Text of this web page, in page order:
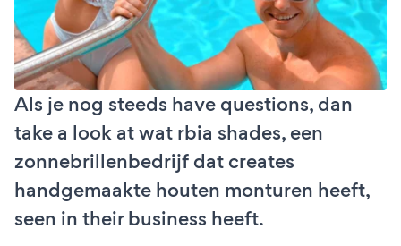
Als je nog steeds have questions, dan
take a look at wat rbia shades, een
zonnebrillenbedrijf dat creates
handgemaakte houten monturen heeft,
seen in their business heeft.